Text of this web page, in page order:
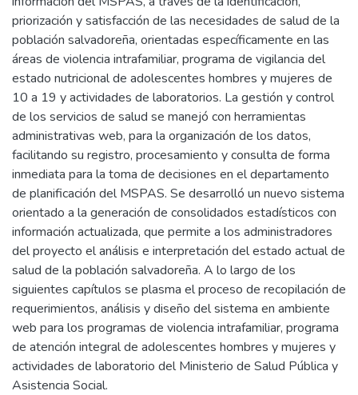
priorización y satisfacción de las necesidades de salud de la
población salvadoreña, orientadas específicamente en las
áreas de violencia intrafamiliar, programa de vigilancia del
estado nutricional de adolescentes hombres y mujeres de
10 a 19 y actividades de laboratorios. La gestión y control
de los servicios de salud se manejó con herramientas
administrativas web, para la organización de los datos,
facilitando su registro, procesamiento y consulta de forma
inmediata para la toma de decisiones en el departamento
de planificación del MSPAS. Se desarrolló un nuevo sistema
orientado a la generación de consolidados estadísticos con
información actualizada, que permite a los administradores
del proyecto el análisis e interpretación del estado actual de
salud de la población salvadoreña. A lo largo de los
siguientes capítulos se plasma el proceso de recopilación de
requerimientos, análisis y diseño del sistema en ambiente
web para los programas de violencia intrafamiliar, programa
de atención integral de adolescentes hombres y mujeres y
actividades de laboratorio del Ministerio de Salud Pública y
Asistencia Social.